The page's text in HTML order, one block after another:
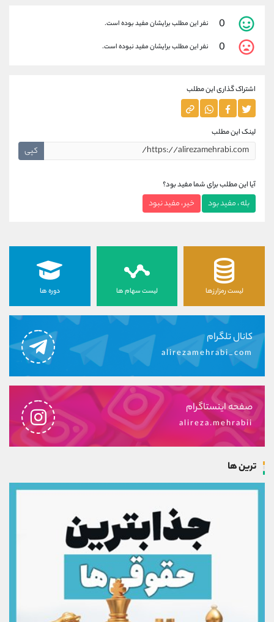
0 نفر این مطلب برایشان مفید بوده است.
0 نفر این مطلب برایشان مفید نبوده است.
اشتراک گذاری این مطلب
لینک این مطلب
کپی
آیا این مطلب برای شما مفید بود؟
بله ، مفید بود خیر ، مفید نبود
لیست رمزارزها لیست سهام ها دوره ها
کانال تلگرام
alirezamehrabi_com
صفحه اینستاگرام
alireza.mehrabii
ترین ها